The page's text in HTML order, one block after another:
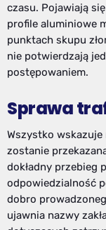
czasu. Pojawiają
profile aluminiowe
punktach skupu
nie potwierdzają
postępowaniem.
Sprawa
Wszystko
zostanie
dokładny przebieg
odpowiedzialność
dobro
ujawnia nazwy